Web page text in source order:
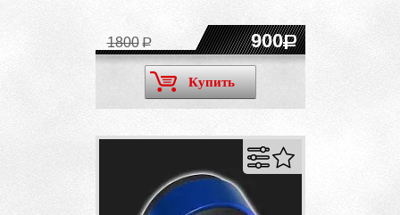
900
1800
Купить